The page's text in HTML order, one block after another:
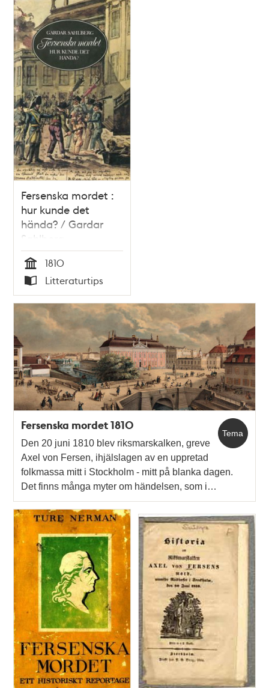
poster
och
teman
Fersenska mordet :
hur kunde det
hända? / Gardar
Sahlberg
Tid
1810
Typ
Litteraturtips
Tema
Fersenska mordet 1810
Den 20 juni 1810 blev riksmarskalken, greve
Axel von Fersen, ihjälslagen av en uppretad
folkmassa mitt i Stockholm - mitt på blanka dagen.
Det finns många myter om händelsen, som i…